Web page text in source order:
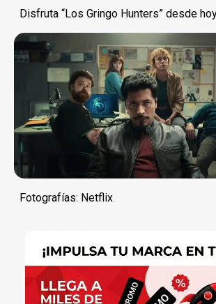
Disfruta “Los Gringo Hunters” desde
Fotografías: Netflix